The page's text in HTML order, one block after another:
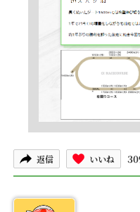
返信 いいね